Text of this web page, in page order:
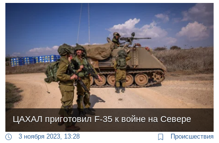
ЦАХАЛ приготовил F-35 к войне на Севере
3 ноября 2023, 13:28 Происшествия